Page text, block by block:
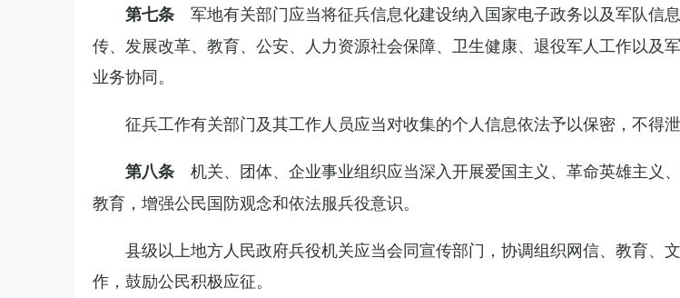
第七条 军地有关部门应当将征兵信息化建设纳入国家电子政务以及军队信
传、发展改革、教育、公安、人力资源社会保障、卫生健康、退役军人工作以及
业务协同。
征兵工作有关部门及其工作人员应当对收集的个人信息依法予以保密，不得
第八条 机关、团体、企业事业组织应当深入开展爱国主义、革命英雄主义
教育，增强公民国防观念和依法服兵役意识。
县级以上地方人民政府兵役机关应当会同宣传部门，协调组织网信、教育、
作，鼓励公民积极应征。